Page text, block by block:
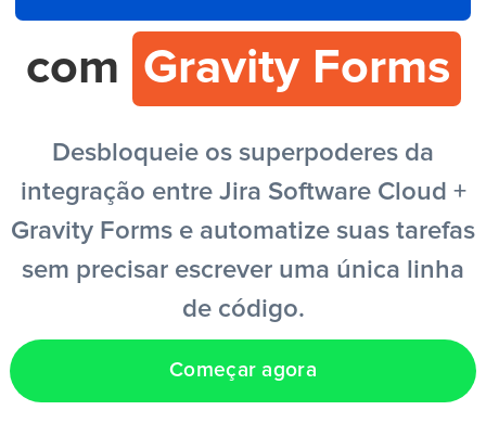
PT
com Gravity Forms
Desbloqueie os superpoderes da
integração entre Jira Software Cloud +
Gravity Forms e automatize suas tarefas
sem precisar escrever uma única linha
de código.
Começar agora